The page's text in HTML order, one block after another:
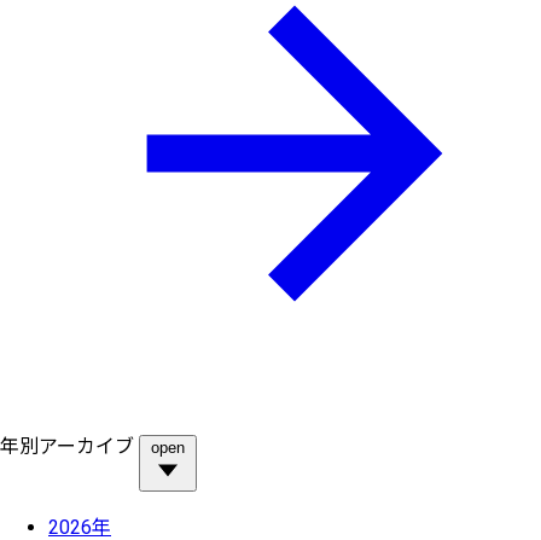
年別アーカイブ open
2026年